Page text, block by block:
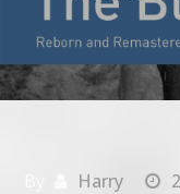
Harry